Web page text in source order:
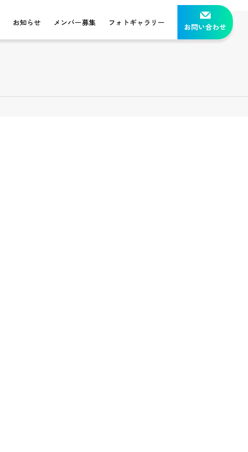
お知らせ メンバー募集 フォトギャラリー お問い合わせ